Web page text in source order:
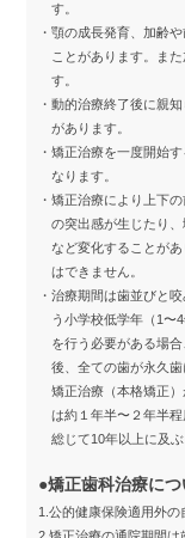
す。
・顎の成長発育、加齢
ことがあります。ま
す。
・動的治療終了後に親
があります。
・矯正治療を一度開始
なります。
・矯正治療により上下
の突出感が生じたり
など変化することが
はできません。
・治療期間は歯並びと
う小学校低学年（1〜
を行う必要がある場
後、全ての歯が永久
矯正治療（本格矯正
は約１年半〜２年半
総じて10年以上に及ぶ
●矯正歯科治療につ
1.公的健康保険適用外の